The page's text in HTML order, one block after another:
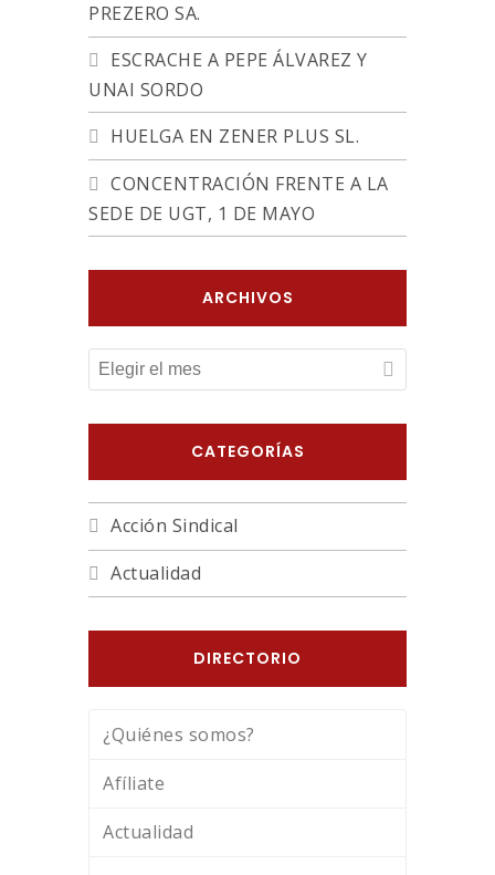
PREZERO SA.
ESCRACHE A PEPE ÁLVAREZ Y
UNAI SORDO
HUELGA EN ZENER PLUS SL.
CONCENTRACIÓN FRENTE A LA
SEDE DE UGT, 1 DE MAYO
ARCHIVOS
ARCHIVOS
CATEGORÍAS
Acción Sindical
Actualidad
DIRECTORIO
¿Quiénes somos?
Afíliate
Actualidad